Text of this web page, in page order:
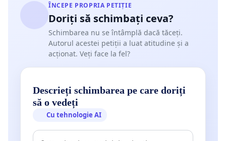
ÎNCEPE PROPRIA PETIȚIE
Doriți să schimbați ceva?
Schimbarea nu se întâmplă dacă tăceți.
Autorul acestei petiții a luat atitudine și a
acționat. Veți face la fel?
Descrieți schimbarea pe care doriți
să o vedeți
Cu tehnologie AI